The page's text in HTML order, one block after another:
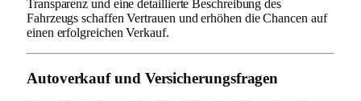
Transparenz und eine detaillierte Beschreibung des
Fahrzeugs schaffen Vertrauen und erhöhen die Chancen auf
einen erfolgreichen Verkauf.
Autoverkauf und Versicherungsfragen